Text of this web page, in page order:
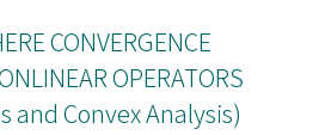
CONVERGENCE
OPERATORS
and Convex Analysis)